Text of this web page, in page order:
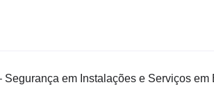
em Instalações e Serviços em